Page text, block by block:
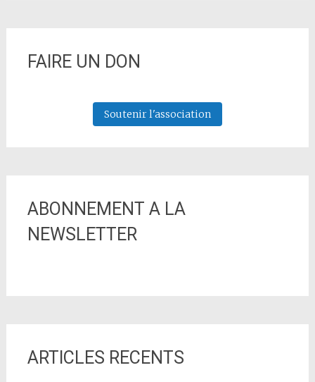
FAIRE UN DON
Soutenir l'association
ABONNEMENT A LA
NEWSLETTER
ARTICLES RECENTS